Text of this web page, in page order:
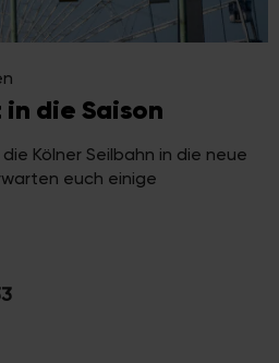
die Saison
Kölner Seilbahn in die neue
euch einige